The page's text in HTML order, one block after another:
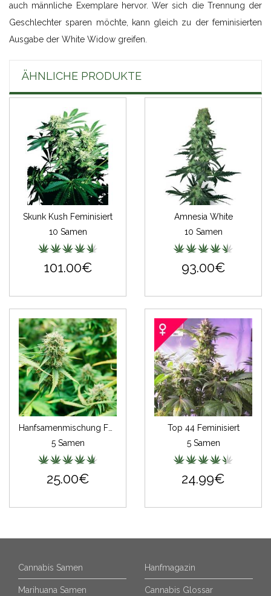
auch männliche Exemplare hervor. Wer sich die Trennung der
Geschlechter sparen möchte, kann gleich zu der feminisierten
Ausgabe der White Widow greifen.
ÄHNLICHE PRODUKTE
Skunk Kush Feminisiert
10 Samen
101.00€
Amnesia White
10 Samen
93.00€
5 Samen
25.00€
Top 44 Feminisiert
5 Samen
24.99€
Cannabis Samen
Marihuana Samen
Hanfmagazin
Cannabis Glossar